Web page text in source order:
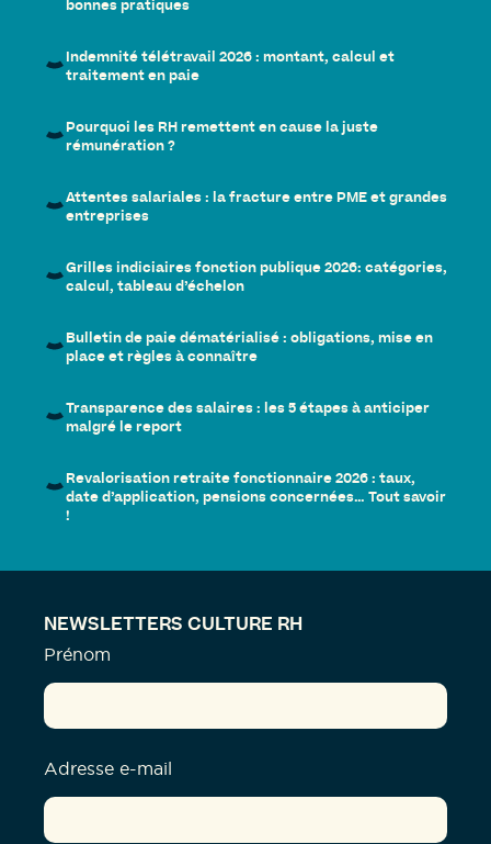
bonnes pratiques
Indemnité télétravail 2026 : montant, calcul et
traitement en paie
Pourquoi les RH remettent en cause la juste
rémunération ?
Attentes salariales : la fracture entre PME et grandes
entreprises
Grilles indiciaires fonction publique 2026: catégories,
calcul, tableau d’échelon
Bulletin de paie dématérialisé : obligations, mise en
place et règles à connaître
Transparence des salaires : les 5 étapes à anticiper
malgré le report
Revalorisation retraite fonctionnaire 2026 : taux,
date d’application, pensions concernées… Tout savoir
!
NEWSLETTERS CULTURE RH
Prénom
Adresse e-mail